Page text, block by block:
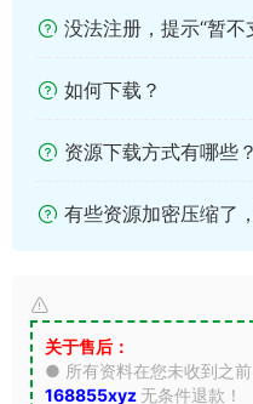
没法注册，提示“暂
如何下载？
资源下载方式有哪些？
有些资源加密压缩了
关于售后：
● 所有资料在您未收到之
168855xyz 无条件退款！